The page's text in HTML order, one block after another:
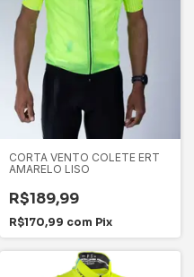
CORTA VENTO COLETE ERT
AMARELO LISO
R$189,99
R$170,99 com Pix